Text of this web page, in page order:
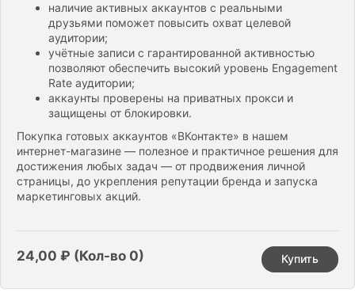
наличие активных аккаунтов с реальными
друзьями поможет повысить охват целевой
аудитории;
учётные записи с гарантированной активностью
позволяют обеспечить высокий уровень Engagement
Rate аудитории;
аккаунты проверены на приватных прокси и
защищены от блокировки.
Покупка готовых аккаунтов «ВКонтакте» в нашем
интернет-магазине — полезное и практичное решения для
достижения любых задач — от продвижения личной
страницы, до укрепления репутации бренда и запуска
маркетинговых акций.
Купить
24,00 ₽ (Кол-во 0)